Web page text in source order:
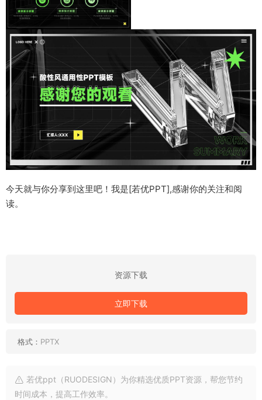
今天就与你分享到这里吧！我是[若优PPT],感谢你的关注和阅
读。
资源下载
立即下载
格式： PPTX
若优ppt（RUODESIGN）为你精选优质PPT资源，帮您节约
时间成本，提高工作效率。